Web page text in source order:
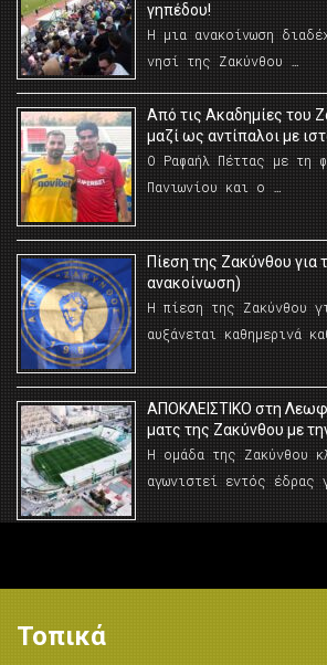
γηπέδου!
Η μια ανακοίνωση
νησί της Ζακύνθου …
Από τις Ακαδημίες του
μαζί ως αντίπαλοι με
Ο Ραφαήλ Πέττας με τη
Πανιωνίου και ο …
Πίεση της Ζακύνθου για
ανακοίνωση)
Η πίεση της Ζακύνθου
αυξάνεται καθημερινά
AΠΟΚΛΕΙΣΤΙΚΟ στη
ματς της Ζακύνθου με
Η ομάδα της Ζακύνθου
αγωνιστεί εντός έδρας
Τοπικά